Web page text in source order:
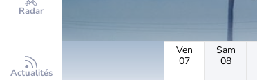
Radar
Actualités
Ven
07
Sam
08